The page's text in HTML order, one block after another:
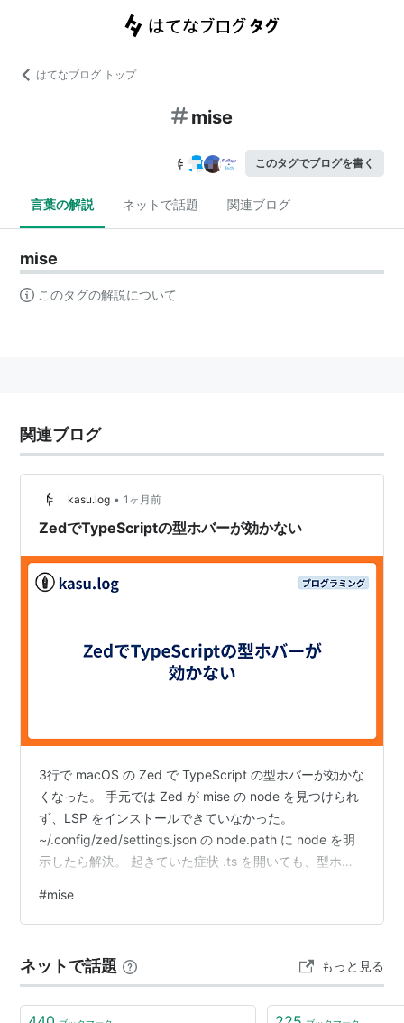
はてなブログ トップ
mise
このタグでブログを書く
言葉の解説 ネットで話題 関連ブログ
mise
このタグの解説について
関連ブログ
kasu.log • 1ヶ月前
ZedでTypeScriptの型ホバーが効かない
3行で macOS の Zed で TypeScript の型ホバーが効かな
くなった。 手元では Zed が mise の node を見つけられ
ず、LSP をインストールできていなかった。
~/.config/zed/settings.json の node.path に node を明
示したら解決。 起きていた症状 .ts を開いても、型ホバ
Zed 本体のログを見ると missing executable で LSP の
起動に失敗していました。 ~/Library/Application
#mise
ネットで話題 もっと見る